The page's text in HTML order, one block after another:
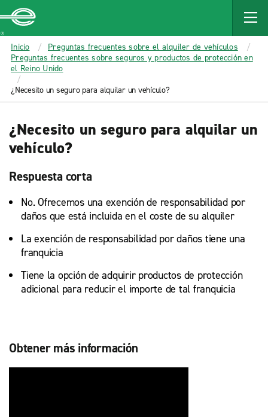
MAIN
CONTENT
Enterprise
Inicio
Preguntas frecuentes sobre el alquiler de vehículos
Preguntas frecuentes sobre seguros y productos de protección en
el Reino Unido
¿Necesito un seguro para alquilar un vehículo?
¿Necesito un seguro para alquilar un
vehículo?
Respuesta corta
No. Ofrecemos una exención de responsabilidad por
daños que está incluida en el coste de su alquiler
La exención de responsabilidad por daños tiene una
franquicia
Tiene la opción de adquirir productos de protección
adicional para reducir el importe de tal franquicia
Obtener más información